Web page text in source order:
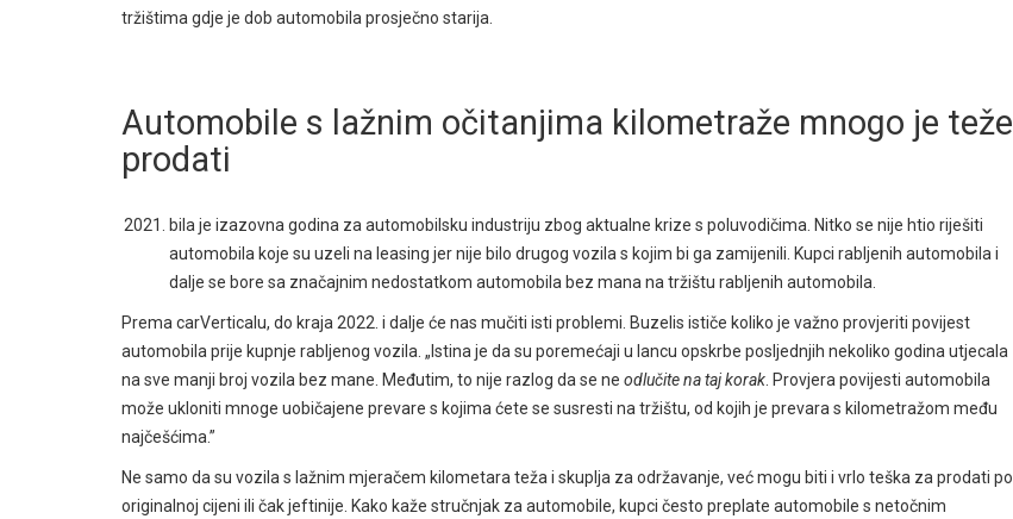
tržištima gdje je dob automobila prosječno starija.
Automobile s lažnim očitanjima kilometraže mnogo je teže
prodati
bila je izazovna godina za automobilsku industriju zbog aktualne krize s poluvodičima. Nitko se nije htio riješiti
automobila koje su uzeli na leasing jer nije bilo drugog vozila s kojim bi ga zamijenili. Kupci rabljenih automobila i
dalje se bore sa značajnim nedostatkom automobila bez mana na tržištu rabljenih automobila.
Prema carVerticalu, do kraja 2022. i dalje će nas mučiti isti problemi. Buzelis ističe koliko je važno provjeriti povijest
automobila prije kupnje rabljenog vozila. „Istina je da su poremećaji u lancu opskrbe posljednjih nekoliko godina utjecala
na sve manji broj vozila bez mane. Međutim, to nije razlog da se ne odlučite na taj korak . Provjera povijesti automobila
može ukloniti mnoge uobičajene prevare s kojima ćete se susresti na tržištu, od kojih je prevara s kilometražom među
najčešćima.”
Ne samo da su vozila s lažnim mjeračem kilometara teža i skuplja za održavanje, već mogu biti i vrlo teška za prodati po
originalnoj cijeni ili čak jeftinije. Kako kaže stručnjak za automobile, kupci često preplate automobile s netočnim